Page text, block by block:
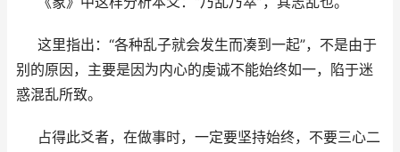
这里指出：“各种乱子就会发生而凑到一起”，不是由于
别的原因，主要是因为内心的虔诚不能始终如一，陷于迷
惑混乱所致。
占得此爻者，在做事时，一定要坚持始终，不要三心二